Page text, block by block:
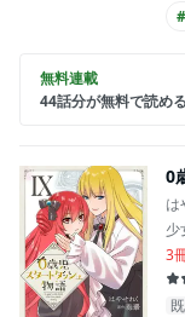
無料連載
44話分が無料で読め
0
は
少
3